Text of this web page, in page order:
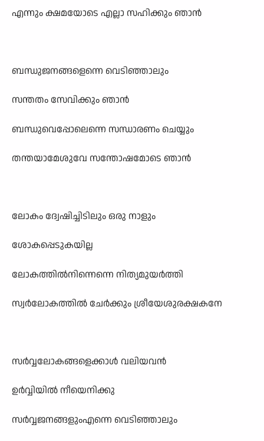
എന്നും ക്ഷമയോടെ എല്ലാ സഹിക്കും ഞാൻ
ബന്ധുജനങ്ങളെന്നെ വെടിഞ്ഞാലും
സന്തതം സേവിക്കും ഞാൻ
ബന്ധുവെപ്പോലെന്നെ സന്ധാരണം ചെയ്യും
തന്തയാമേശുവേ സന്തോഷമോടെ ഞാൻ
ലോകം ദ്വേഷിച്ചിടിലും ഒരു നാളും
ശോകപ്പെടുകയില്ല
ലോകത്തിൽനിന്നെന്നെ നിത്യമുയർത്തി
സ്വർലോകത്തിൽ ചേർക്കും ശ്രീയേശുരക്ഷകനേ
സർവ്വലോകങ്ങളെക്കാൾ വലിയവൻ
ഉർവ്വിയിൽ നീയെനിക്കു
സർവ്വജനങ്ങളുംഎന്നെ വെടിഞ്ഞാലും